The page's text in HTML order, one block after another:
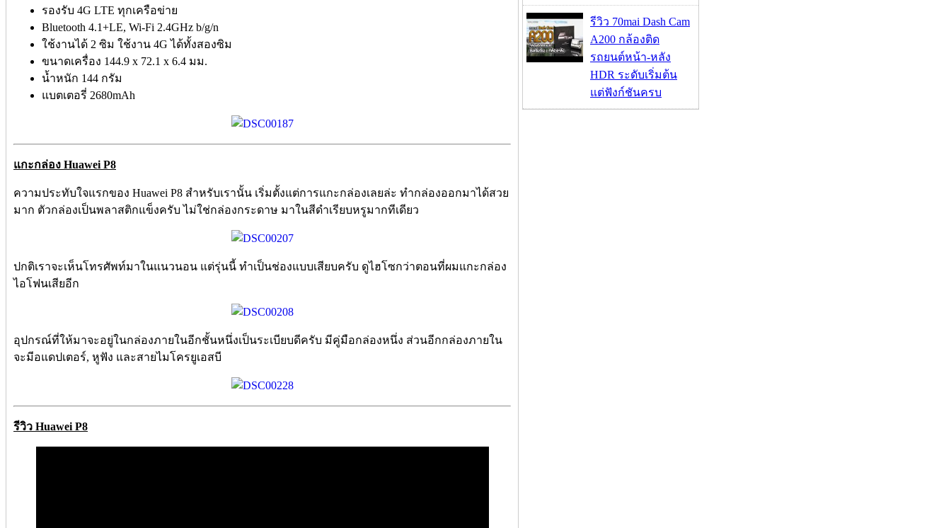
รองรับ 4G LTE ทุกเครือข่าย
Bluetooth 4.1+LE, Wi-Fi 2.4GHz b/g/n
ใช้งานได้ 2 ซิม ใช้งาน 4G ได้ทั้งสองซิม
ขนาดเครื่อง 144.9 x 72.1 x 6.4 มม.
น้ำหนัก 144 กรัม
แบตเตอรี่ 2680mAh
แกะกล่อง Huawei P8
ความประทับใจแรกของ Huawei P8 สำหรับเรานั้น เริ่มตั้งแต่การแกะกล่องเลยล่ะ ทำกล่องออกมาได้สวย
มาก ตัวกล่องเป็นพลาสติกแข็งครับ ไม่ใช่กล่องกระดาษ มาในสีดำเรียบหรูมากทีเดียว
ปกติเราจะเห็นโทรศัพท์มาในแนวนอน แต่รุ่นนี้ ทำเป็นช่องแบบเสียบครับ ดูไฮโซกว่าตอนที่ผมแกะกล่อง
ไอโฟนเสียอีก
อุปกรณ์ที่ให้มาจะอยู่ในกล่องภายในอีกชั้นหนึ่งเป็นระเบียบดีครับ มีคู่มือกล่องหนึ่ง ส่วนอีกกล่องภายใน
จะมีอแดปเตอร์, หูฟัง และสายไมโครยูเอสบี
รีวิว Huawei P8
รีวิว 70mai Dash Cam
A200 กล้องติด
รถยนต์หน้า-หลัง
HDR ระดับเริ่มต้น
แต่ฟังก์ชันครบ